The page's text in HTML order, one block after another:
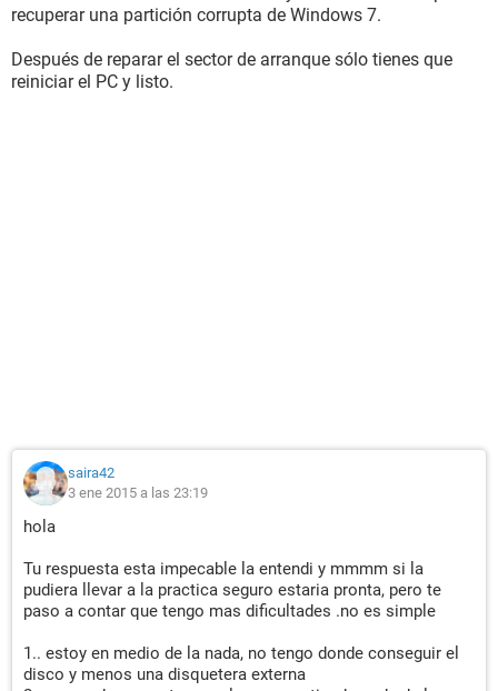
recuperar una partición corrupta de Windows 7.
Después de reparar el sector de arranque sólo tienes que
reiniciar el PC y listo.
saira42
3 ene 2015 a las 23:19
hola
Tu respuesta esta impecable la entendi y mmmm si la
pudiera llevar a la practica seguro estaria pronta, pero te
paso a contar que tengo mas dificultades .no es simple
1.. estoy en medio de la nada, no tengo donde conseguir el
disco y menos una disquetera externa